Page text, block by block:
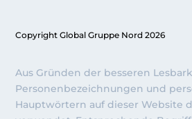
Copyright Global Gruppe Nord 2026
Aus Gründen der besseren
Personenbezeichnungen und
Hauptwörtern auf dieser Website